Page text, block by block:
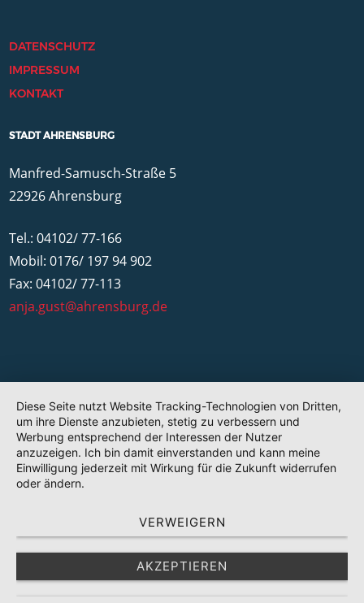
DATENSCHUTZ
IMPRESSUM
KONTAKT
STADT AHRENSBURG
Manfred-Samusch-Straße 5
22926 Ahrensburg
Tel.: 04102/ 77-166
Mobil: 0176/ 197 94 902
Fax: 04102/ 77-113
anja.gust@ahrensburg.de
Diese Seite nutzt Website Tracking-Technologien von Dritten,
um ihre Dienste anzubieten, stetig zu verbessern und
Werbung entsprechend der Interessen der Nutzer
anzuzeigen. Ich bin damit einverstanden und kann meine
Einwilligung jederzeit mit Wirkung für die Zukunft widerrufen
oder ändern.
VERWEIGERN
AKZEPTIEREN